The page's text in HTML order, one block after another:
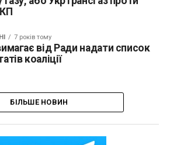
7 років тому
від Ради надати список
коаліції
БІЛЬШЕ НОВИН